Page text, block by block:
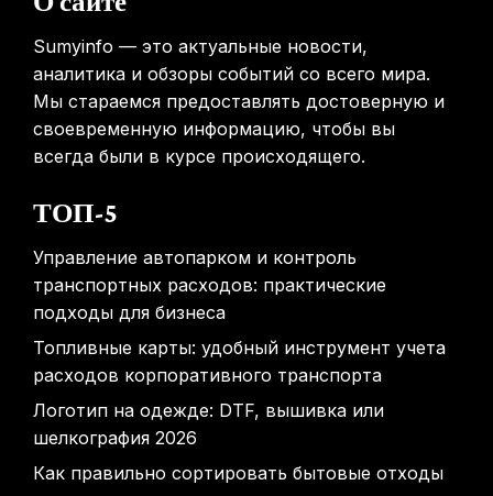
Sumyinfo — это актуальные новости,
аналитика и обзоры событий со всего мира.
Мы стараемся предоставлять достоверную и
своевременную информацию, чтобы вы
всегда были в курсе происходящего.
ТОП-5
Управление автопарком и контроль
транспортных расходов: практические
подходы для бизнеса
Топливные карты: удобный инструмент учета
расходов корпоративного транспорта
Логотип на одежде: DTF, вышивка или
шелкография 2026
Как правильно сортировать бытовые отходы